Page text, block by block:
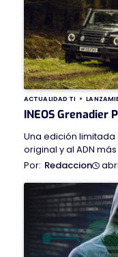
ACTUALIDAD TI
INEOS Grenadier
Una edición
original y al ADN
Redaccion